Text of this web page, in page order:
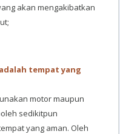
akan mengakibatkan
tempat yang
motor maupun
sedikitpun
yang aman. Oleh